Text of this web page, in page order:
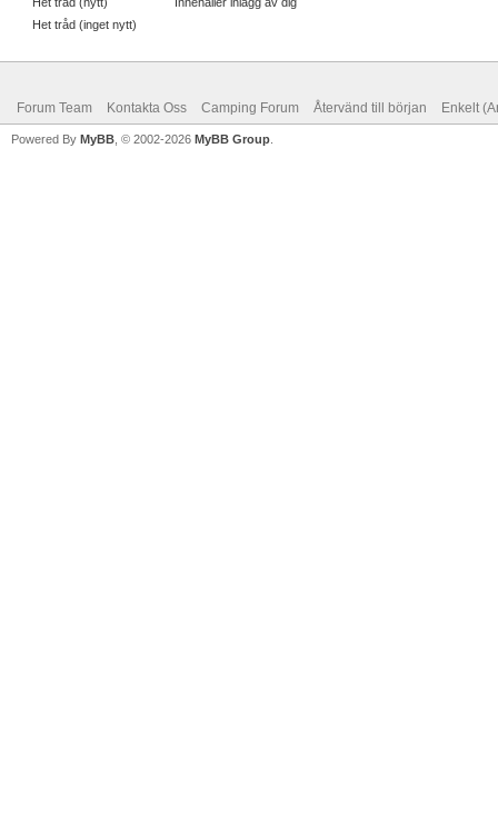
Het tråd (inget nytt)
Forum Team Kontakta Oss Camping Forum Återvänd till början Enkelt
Powered By MyBB , © 2002-2026 MyBB Group